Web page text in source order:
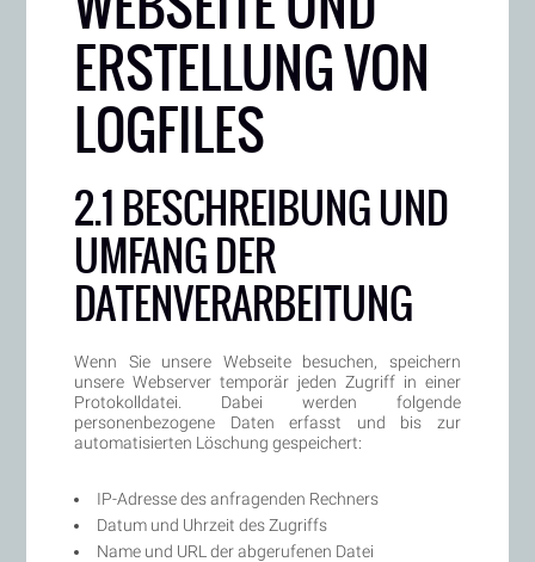
ERSTELLUNG VON
LOGFILES
2.1 BESCHREIBUNG UND
UMFANG DER
DATENVERARBEITUNG
Wenn Sie unsere Webseite besuchen, speichern
unsere Webserver temporär jeden Zugriff in einer
Protokolldatei. Dabei werden folgende
personenbezogene Daten erfasst und bis zur
automatisierten Löschung gespeichert:
IP-Adresse des anfragenden Rechners
Datum und Uhrzeit des Zugriffs
Name und URL der abgerufenen Datei